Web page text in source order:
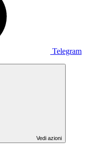
Telegram
Vedi azioni